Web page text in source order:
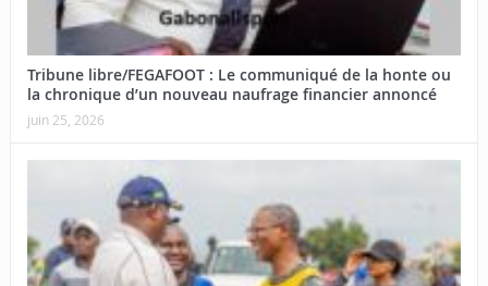
Tribune libre/FEGAFOOT : Le communiqué de la honte ou
la chronique d’un nouveau naufrage financier annoncé
juin 25, 2026